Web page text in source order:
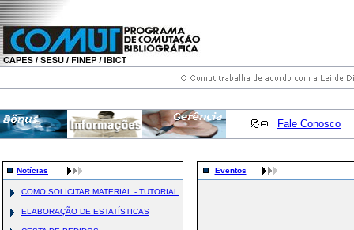
Fale Conosco
Notícias
COMO SOLICITAR MATERIAL - TUTORIAL
ELABORAÇÃO DE ESTATÍSTICAS
Eventos